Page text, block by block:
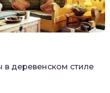
деревенском стиле